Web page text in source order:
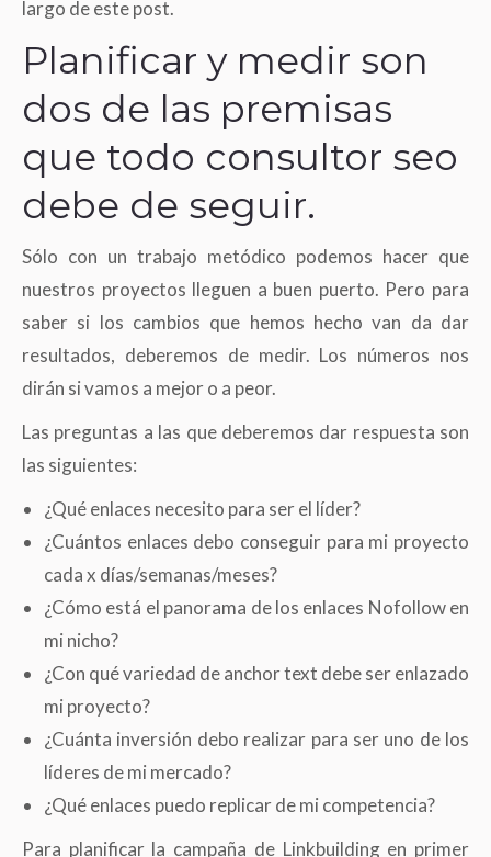
largo de este post.
Planificar y medir son
dos de las premisas
que todo consultor seo
debe de seguir.
Sólo con un trabajo metódico podemos hacer que
nuestros proyectos lleguen a buen puerto. Pero para
saber si los cambios que hemos hecho van da dar
resultados, deberemos de medir. Los números nos
dirán si vamos a mejor o a peor.
Las preguntas a las que deberemos dar respuesta son
las siguientes:
¿Qué enlaces necesito para ser el líder?
¿Cuántos enlaces debo conseguir para mi proyecto
cada x días/semanas/meses?
¿Cómo está el panorama de los enlaces Nofollow en
mi nicho?
¿Con qué variedad de anchor text debe ser enlazado
mi proyecto?
¿Cuánta inversión debo realizar para ser uno de los
líderes de mi mercado?
¿Qué enlaces puedo replicar de mi competencia?
Para planificar la campaña de Linkbuilding en primer